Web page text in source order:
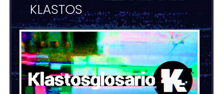
KLASTOS